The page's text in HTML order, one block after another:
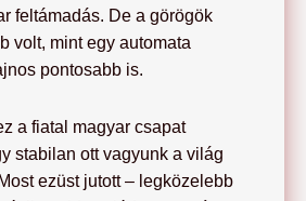
feltámadás. De a görögök
volt, mint egy automata
pontosabb is.
a fiatal magyar csapat
stabilan ott vagyunk a világ
ezüst jutott – legközelebb